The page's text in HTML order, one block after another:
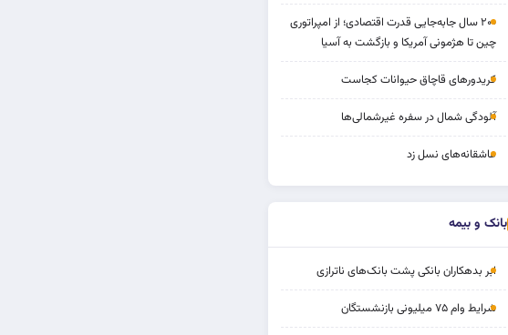
۲۰۰ سال جابه‌جایی قدرت اقتصادی؛ از امپراتوری
چین تا هژمونی آمریکا و بازگشت به آسیا
کریدورهای قاچاق حیوانات کجاست
آلودگی شمال در سفره غیرشمالی‌ها
عاشقانه‌های نسل زد
بانک و بیمه
ابر بدهکاران بانکی پشت بانک‌های ناترازی
شرایط وام ۷۵ میلیونی بازنشستگان